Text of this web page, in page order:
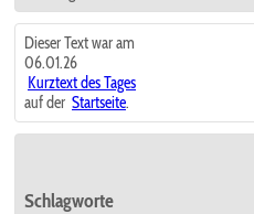
Dieser Text war am
06.01.26
Kurztext des Tages
auf der Startseite.
Schlagworte